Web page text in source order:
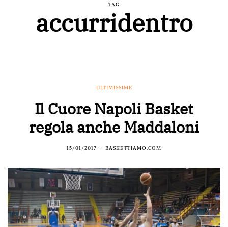
TAG
accurridentro
ULTIMISSIME
Il Cuore Napoli Basket
regola anche Maddaloni
15/01/2017 BASKETTIAMO.COM